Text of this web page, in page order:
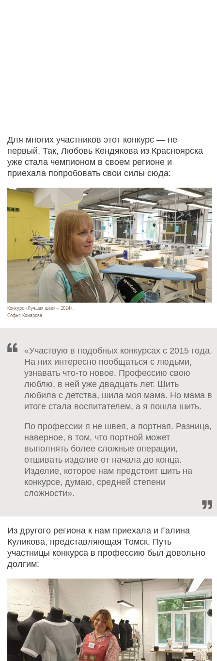
Для многих участников этот конкурс — не
первый. Так, Любовь Кендякова из Красноярска
уже стала чемпионом в своем регионе и
приехала попробовать свои силы сюда:
Конкурс «Лучшая швея— 2024».
Софья Комарова
«Участвую в подобных конкурсах с 2015 года.
На них интересно пообщаться с людьми,
узнавать что-то новое. Профессию свою
люблю, в ней уже двадцать лет. Шить
любила с детства, шила моя мама. Но мама в
итоге стала воспитателем, а я пошла шить.
По профессии я не швея, а портная. Разница,
наверное, в том, что портной может
выполнять более сложные операции,
отшивать изделие от начала до конца.
Изделие, которое нам предстоит шить на
конкурсе, думаю, средней степени
сложности».
Из другого региона к нам приехала и Галина
Куликова, представляющая Томск. Путь
участницы конкурса в профессию был довольно
долгим: